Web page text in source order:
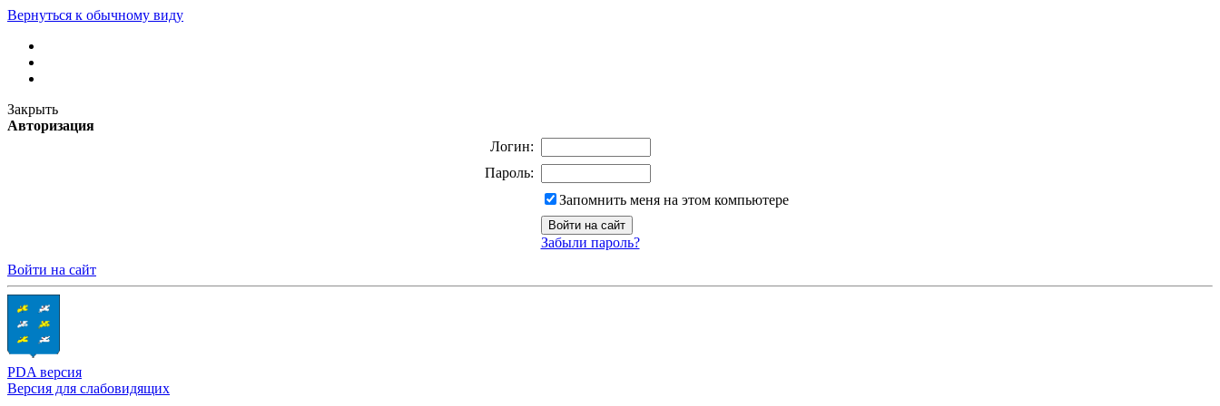
Вернуться к обычному виду
Закрыть
Авторизация
Логин:
Пароль:
Запомнить меня на этом компьютере
Забыли пароль?
Войти на сайт
PDA версия
Версия для слабовидящих